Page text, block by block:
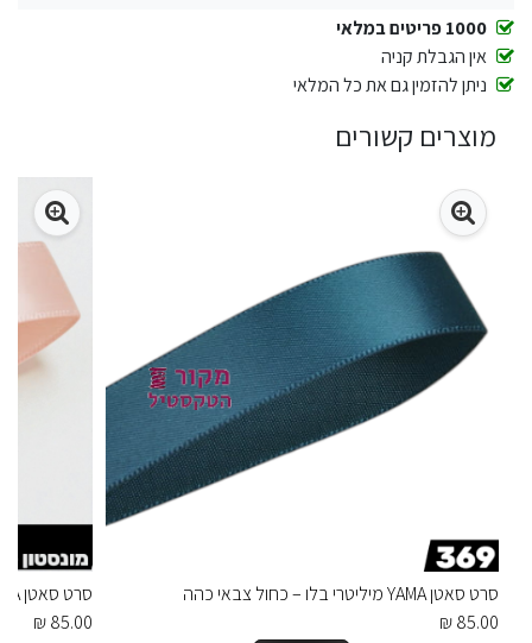
1000 פריטים במלאי
אין הגבלת קניה
ניתן להזמין גם את כל המלאי
מוצרים קשורים
סרט סאטן YAMA מיליטרי בלו – כחול צבאי כהה
85.00 ₪
סרט סאטן YAMA מונסטון – ניוד בהיר חמים
85.00 ₪